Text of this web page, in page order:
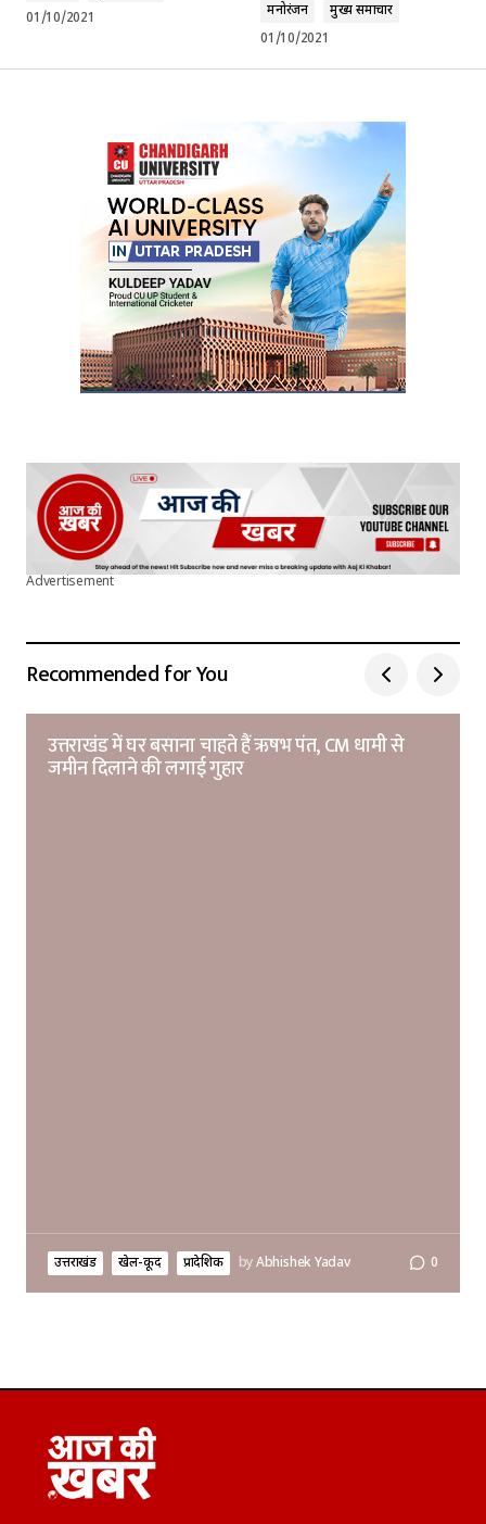
01/10/2021
मनोरंजन
मुख्य समाचार
01/10/2021
Advertisement
Recommended for You
उत्तराखंड में घर बसाना चाहते हैं ऋषभ पंत, CM धामी से
जमीन दिलाने की लगाई गुहार
उत्तराखंड खेल-कूद प्रादेशिक byAbhishek Yadav 0